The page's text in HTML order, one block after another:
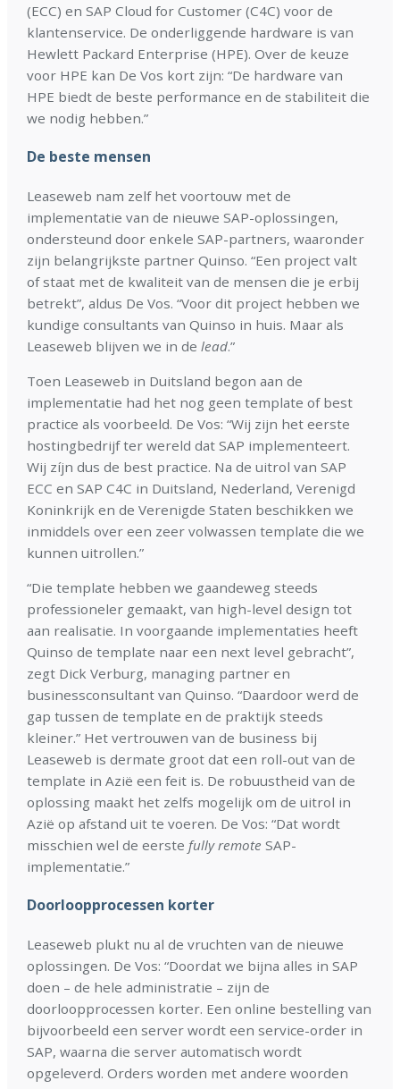
(ECC) en SAP Cloud for Customer (C4C) voor de
klantenservice. De onderliggende hardware is van
Hewlett Packard Enterprise (HPE). Over de keuze
voor HPE kan De Vos kort zijn: “De hardware van
HPE biedt de beste performance en de stabiliteit die
we nodig hebben.”
De beste mensen
Leaseweb nam zelf het voortouw met de
implementatie van de nieuwe SAP-oplossingen,
ondersteund door enkele SAP-partners, waaronder
zijn belangrijkste partner Quinso. “Een project valt
of staat met de kwaliteit van de mensen die je erbij
betrekt”, aldus De Vos. “Voor dit project hebben we
kundige consultants van Quinso in huis. Maar als
Leaseweb blijven we in delead.”
Toen Leaseweb in Duitsland begon aan de
implementatie had het nog geen template of best
practice als voorbeeld. De Vos: “Wij zijn het eerste
hostingbedrijf ter wereld dat SAP implementeert.
Wij zíjn dus de best practice. Na de uitrol van SAP
ECC en SAP C4C in Duitsland, Nederland, Verenigd
Koninkrijk en de Verenigde Staten beschikken we
inmiddels over een zeer volwassen template die we
kunnen uitrollen.”
“Die template hebben we gaandeweg steeds
professioneler gemaakt, van high-level design tot
aan realisatie. In voorgaande implementaties heeft
Quinso de template naar een next level gebracht”,
zegt Dick Verburg, managing partner en
businessconsultant van Quinso. “Daardoor werd de
gap tussen de template en de praktijk steeds
kleiner.” Het vertrouwen van de business bij
Leaseweb is dermate groot dat een roll-out van de
template in Azië een feit is. De robuustheid van de
oplossing maakt het zelfs mogelijk om de uitrol in
Azië op afstand uit te voeren. De Vos: “Dat wordt
misschien wel de eerste fully remote SAP-
implementatie.”
Doorloopprocessen korter
Leaseweb plukt nu al de vruchten van de nieuwe
oplossingen. De Vos: “Doordat we bijna alles in SAP
doen – de hele administratie – zijn de
doorloopprocessen korter. Een online bestelling van
bijvoorbeeld een server wordt een service-order in
SAP, waarna die server automatisch wordt
opgeleverd. Orders worden met andere woorden